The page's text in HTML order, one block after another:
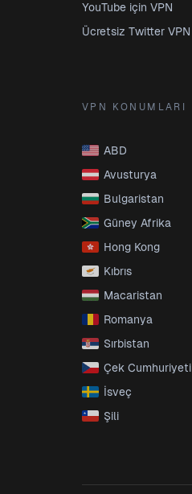
YouTube için VPN
Ücretsiz Twitter VPN
VPN KONUMLARI
ABD
Avusturya
Bulgaristan
Güney Afrika
Hong Kong
Kıbrıs
Macaristan
Romanya
Sırbistan
Çek Cumhuriyeti
İsveç
Şili